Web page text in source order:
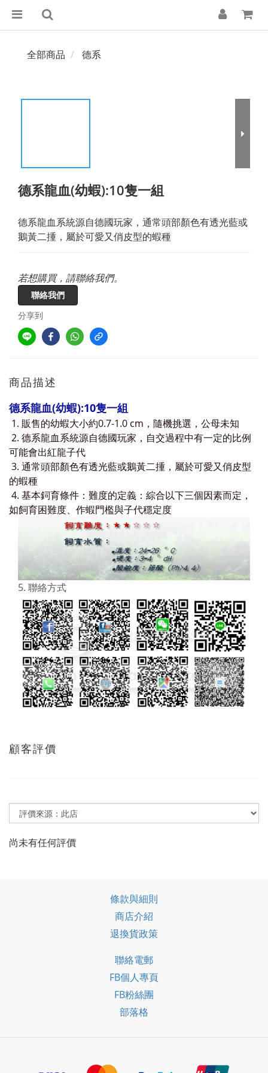
全部商品 德系
德系龍血(幼蝦):10隻一組
德系龍血系統源自德國玩家，通常頭部顏色有透光藍或
鵝黃二揰，屬於可愛又俏皮型的蝦種
若想購買，請聯絡我們。
聯絡我們
分享到
商品描述
德系龍血(幼蝦):10隻一組
1. 販售的幼蝦大小約0.7-1.0 cm，隨機挑選，公母未知
2. 德系龍血系統源自德國玩家，自交過程中有一定的比例
可能會出紅龍子代
3. 通常頭部顏色有透光藍或鵝黃二揰，屬於可愛又俏皮型
的蝦種
4. 基本鉰育條件： 難度的定義：綜合以下三個因素而定，
如飼育困難度、作蝦門檻與子代穩定度
5. 聯絡方式
顧客評價
尚未有任何評價
條款與細則
商店介紹
退換貨政策
聯絡電郵
FB個人專頁
FB粉絲團
部落格